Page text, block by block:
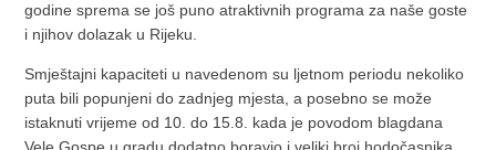
godine sprema se još puno atraktivnih programa za naše goste
i njihov dolazak u Rijeku.
Smještajni kapaciteti u navedenom su ljetnom periodu nekoliko
puta bili popunjeni do zadnjeg mjesta, a posebno se može
istaknuti vrijeme od 10. do 15.8. kada je povodom blagdana